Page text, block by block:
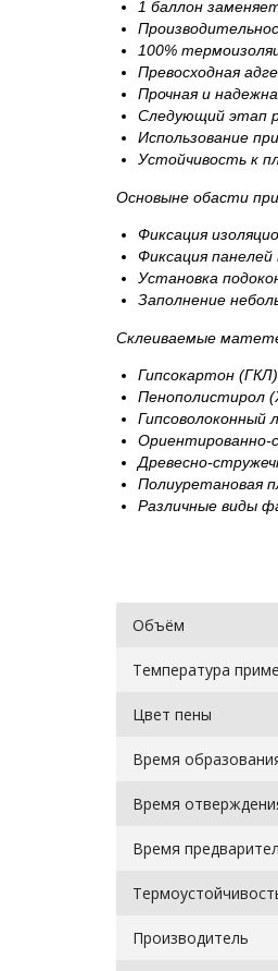
1 баллон
100%
Превосходная
Прочная и
Следующий этап
Использование
Устойчивость к
Основыне обасти
Фиксация
Фиксация
Установка
Заполнение
Склеиваемые
Гипсокартон (ГКЛ)
Пенополистирол
Гипсоволоконный
Ориентированно-
Древесно-
Полиуретановая
Различные виды
Объём
Температура
Цвет пены
Время
Время
Время
Производитель